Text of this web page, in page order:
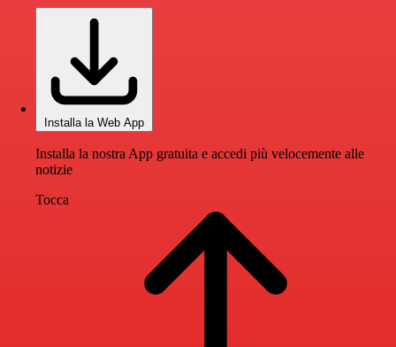
Installa la Web App
Installa la nostra App gratuita e accedi più velocemente alle
notizie
Tocca